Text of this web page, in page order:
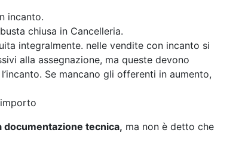
incanto.
chiusa in Cancelleria.
integralmente. nelle vendite con incanto si
alla assegnazione, ma queste devono
Se mancano gli offerenti in aumento,
tecnica, ma non è detto che